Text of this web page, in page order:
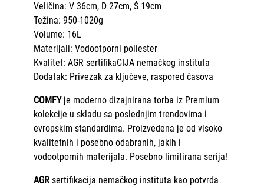
Veličina: V 36cm, D 27cm, Š 19cm
Težina: 950-1020g
Volume: 16L
Materijali: Vodootporni poliester
Kvalitet: AGR sertifikaCIJA nemačkog instituta
Dodatak: Privezak za ključeve, raspored časova
COMFYje moderno dizajnirana torba iz Premium
kolekcije u skladu sa poslednjim trendovima i
evropskim standardima. Proizvedena je od visoko
kvalitetnih i posebno odabranih, jakih i
vodootpornih materijala. Posebno limitirana serija!
AGR sertifikacija nemačkog instituta kao potvrda